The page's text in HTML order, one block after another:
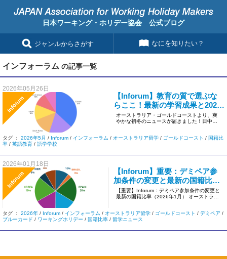
日本ワーキング・ホリデー協会 公式ブログ
ジャンルからさがす なにを知りたい？
インフォーラム の記事一覧
2026年05月26日
Inforum
【Inforum】教育の質で選ぶな
らここ！最新の学習成果と2026
年5月の国籍比率
オーストラリア・ゴールドコーストより、爽
やかな初冬のニュースが届きました！日中は
タグ ： 2026年5月 / Inforum / インフォーラム / オーストラリア留学 / ゴールドコースト / 国籍比
率 / 英語教育 / 語学学校
2026年01月18日
Inforum
【Inforum】重要：デミペア参
加条件の変更と最新の国籍比率
（2026年1月）
【重要】Inforum：デミペア参加条件の変更と
最新の国籍比率（2026年1月） オーストラリ
タグ ： 2026年 / Inforum / インフォーラム / オーストラリア留学 / ゴールドコースト / デミペア /
ブルーカード / ワーキングホリデー / 国籍比率 / 留学ニュース